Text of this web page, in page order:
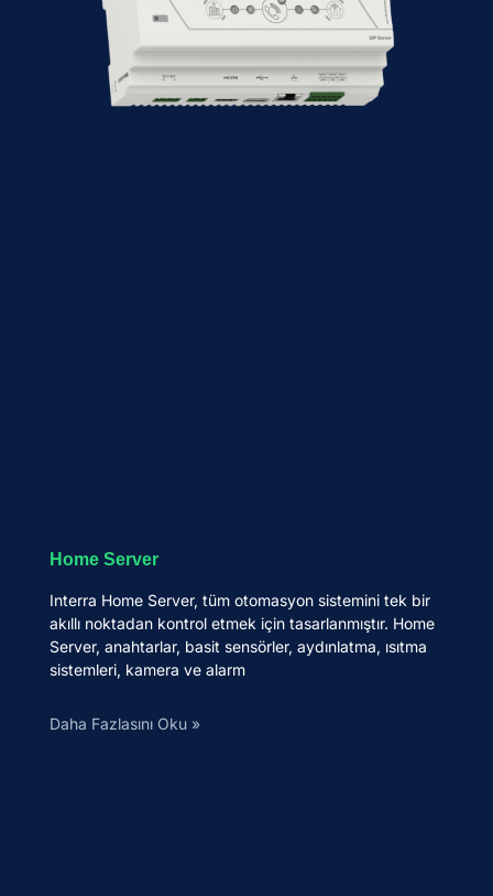
Home Server
Interra Home Server, tüm otomasyon sistemini tek bir
akıllı noktadan kontrol etmek için tasarlanmıştır. Home
Server, anahtarlar, basit sensörler, aydınlatma, ısıtma
sistemleri, kamera ve alarm
Daha Fazlasını Oku »